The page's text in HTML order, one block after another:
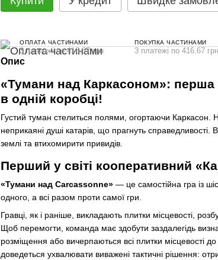
ОПЛАТА ЧАСТИНАМИ
3 платежі по 416.67 грн
ПОКУПКА ЧАСТИНАМИ
3 платежі по 416.67 грн
Опис
«Тумани над Каркасоном»: перша
в одній коробці!
Густий туман стелиться полями, огортаючи Каркасон.
неприкаяні душі катарів, що прагнуть
землі та втихомирити привидів.
Перший у світі кооперативний
«Тумани над Carcassonne» — це самостійна гра із
одного, а всі разом проти самої гри.
Гравці, як і раніше, викладають плитки місцевості,
Щоб перемогти, команда має здобути заздалегідь
розміщення або вичерпаються всі плитки місцевості
доведеться ухвалювати виважені тактичні рішення: